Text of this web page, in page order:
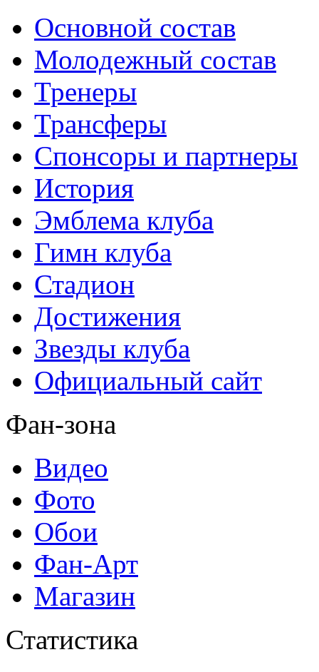
Основной состав
Молодежный состав
Тренеры
Трансферы
Спонсоры и партнеры
История
Эмблема клуба
Гимн клуба
Стадион
Достижения
Звезды клуба
Официальный сайт
Фан-зона
Видео
Фото
Обои
Фан-Арт
Магазин
Статистика